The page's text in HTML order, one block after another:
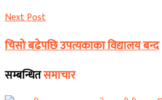
Next Post
चिसो बढेपछि उपत्यकाका विद्यालय बन्द
सम्बन्धितसमाचार